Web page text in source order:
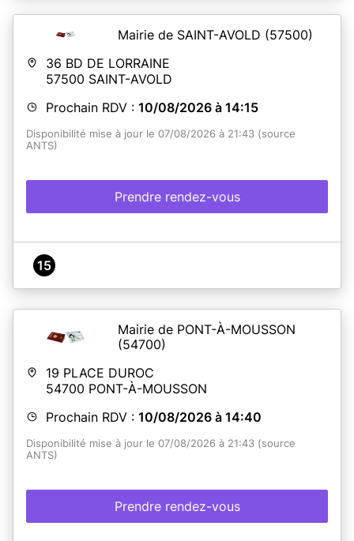
Mairie de SAINT-AVOLD (57500)
36 BD DE LORRAINE
57500 SAINT-AVOLD
Prochain RDV : 10/08/2026 à 14:15
Disponibilité mise à jour le 07/08/2026 à 21:43 (source
ANTS)
Prendre rendez-vous
15
Mairie de PONT-À-MOUSSON
(54700)
19 PLACE DUROC
54700 PONT-À-MOUSSON
Prochain RDV : 10/08/2026 à 14:40
Disponibilité mise à jour le 07/08/2026 à 21:43 (source
ANTS)
Prendre rendez-vous